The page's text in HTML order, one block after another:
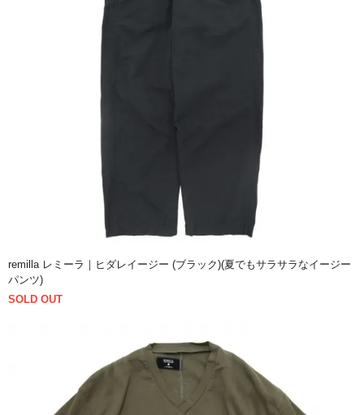
remilla レミーラ｜ヒダレイージー (ブラック)(夏でもサラサラなイージー
パンツ)
SOLD OUT